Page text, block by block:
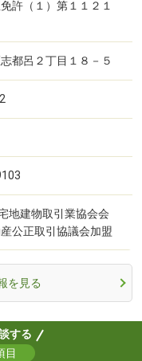
許（１）第１１２１
都呂２丁目１８－５
地建物取引業協会会
公正取引協議会加盟
を見る
する
目